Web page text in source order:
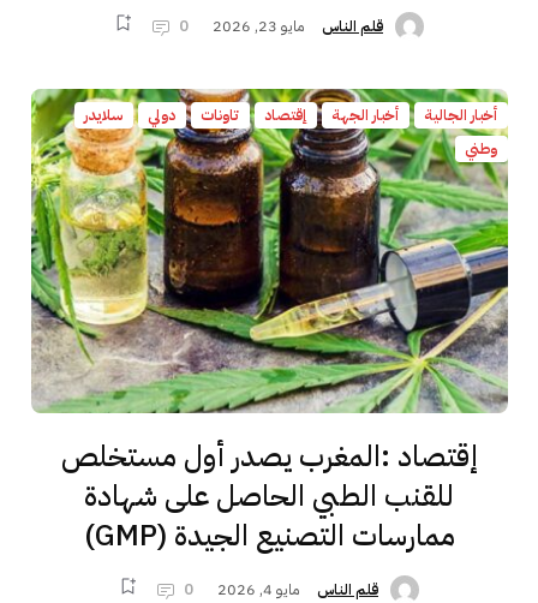
قلم الناس مايو 23, 2026 0
أخبار الجالية أخبار الجهة إقتصاد تاونات دولي
سلايدر
وطني
إقتصاد :المغرب يصدر أول مستخلص
للقنب الطبي الحاصل على شهادة
ممارسات التصنيع الجيدة (GMP)
قلم الناس مايو 4, 2026 0